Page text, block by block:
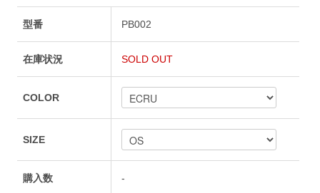
型番 PB002
在庫状況 SOLD OUT
COLOR
SIZE
購入数 -